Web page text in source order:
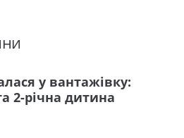
у вантажівку:
2-річна дитина